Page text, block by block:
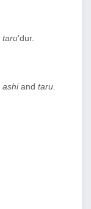
taru'dur.
ashiand taru